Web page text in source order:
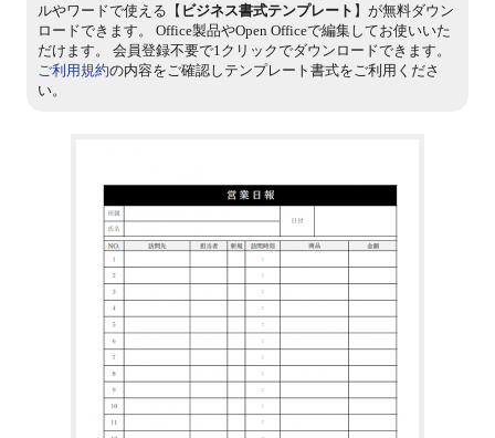
ルやワードで使える【 ビジネス書式テンプレート 】が無料ダウン
ロードできます。 Office製品やOpen Officeで編集してお使いいた
だけます。 会員登録不要で1クリックでダウンロードできます。
ご利用規約の内容をご確認しテンプレート書式をご利用くださ
い。